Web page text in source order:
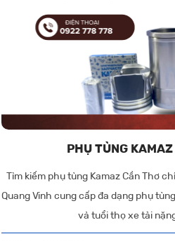
PHỤ TÙNG
Tìm kiếm phụ tùng Kamaz Cần Thơ
Quang Vinh cung cấp đa dạng phụ
và tuổi thọ xe tải